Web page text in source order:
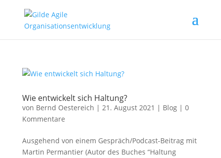
Wie entwickelt sich Haltung?
von Bernd Oestereich | 21. August 2021 | Blog| 0
Kommentare
Ausgehend von einem Gespräch/Podcast-Beitrag mit
Martin Permantier (Autor des Buches “Haltung